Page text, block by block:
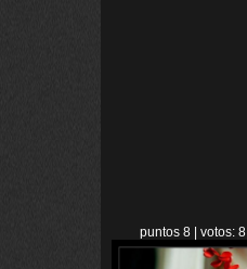
puntos 8 | votos: 8